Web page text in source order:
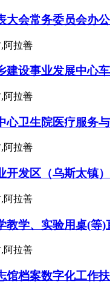
大会常务委员会办
阿拉善
建设事业发展中心
阿拉善
心卫生院医疗服务
阿拉善
开发区（乌斯太镇
阿拉善
教学、实验用桌(等
阿拉善
馆档案数字化工作